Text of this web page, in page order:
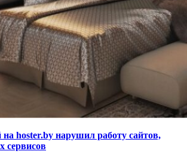
на hoster.by нарушил работу сайтов,
сервисов